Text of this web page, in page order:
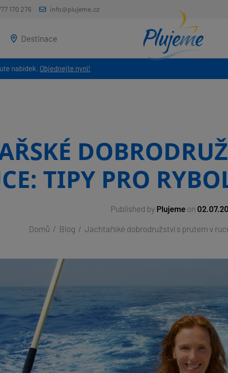
nabídek. Objednejte nyní!
170 276 info@plujeme.cz
Destinace
TIPY PRO
Published by Plujeme on
Domů Blog Jachtařské dobrodružství s prutem v